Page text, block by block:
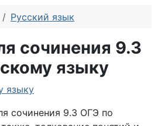
Русский язык
сочинения 9.3
языку
языку
сочинения 9.3 ОГЭ по